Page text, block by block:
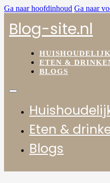
Ga naar hoofdinhoud Ga naar
Blog-site.nl
ETEN &
BLOGS
Eten &
Blogs